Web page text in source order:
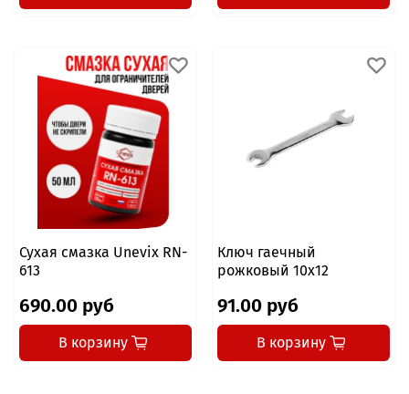
Сухая смазка Unevix RN-
613
690.00 руб
В корзину
Ключ гаечный
рожковый 10x12
91.00 руб
В корзину